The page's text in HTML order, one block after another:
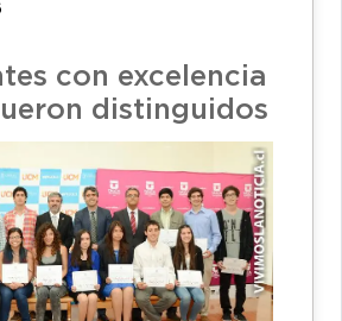
con excelencia
distinguidos